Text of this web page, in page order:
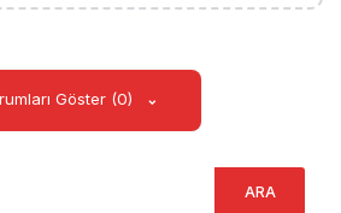
Göster (0)